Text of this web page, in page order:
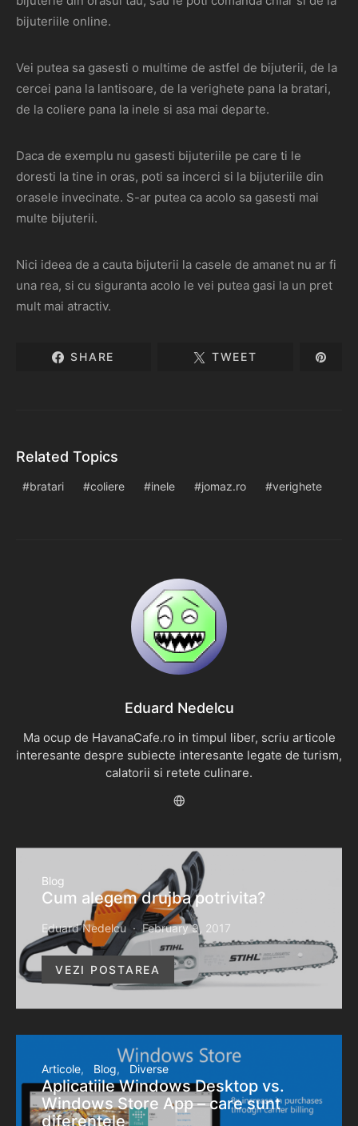
bijuteriile online.
Vei putea sa gasesti o multime de astfel de bijuterii, de la
cercei pana la lantisoare, de la verighete pana la bratari,
de la coliere pana la inele si asa mai departe.
Daca de exemplu nu gasesti bijuteriile pe care ti le
doresti la tine in oras, poti sa incerci si la bijuteriile din
orasele invecinate. S-ar putea ca acolo sa gasesti mai
multe bijuterii.
Nici ideea de a cauta bijuterii la casele de amanet nu ar fi
una rea, si cu siguranta acolo le vei putea gasi la un pret
mult mai atractiv.
SHARE TWEET
Related Topics
bratari coliere inele jomaz.ro verighete
Eduard Nedelcu
Ma ocup de HavanaCafe.ro in timpul liber, scriu articole
interesante despre subiecte interesante legate de turism,
calatorii si retete culinare.
Blog
Cum alegem drujba potrivita?
Eduard Nedelcu February 9, 2017
VEZI POSTAREA
Articole Blog Diverse
Aplicatiile Windows Desktop vs.
Windows Store App – care sunt
diferentele